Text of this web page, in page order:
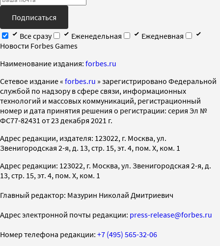
Подписаться
Все сразу
Еженедельная
Ежедневная
Новости Forbes Games
Наименование издания: forbes.ru
Cетевое издание « forbes.ru » зарегистрировано Федеральной
службой по надзору в сфере связи, информационных
технологий и массовых коммуникаций, регистрационный
номер и дата принятия решения о регистрации: серия Эл №
ФС77-82431 от 23 декабря 2021 г.
Адрес редакции, издателя: 123022, г. Москва, ул.
Звенигородская 2-я, д. 13, стр. 15, эт. 4, пом. X, ком. 1
Адрес редакции: 123022, г. Москва, ул. Звенигородская 2-я, д.
13, стр. 15, эт. 4, пом. X, ком. 1
Главный редактор: Мазурин Николай Дмитриевич
Адрес электронной почты редакции: press-release@forbes.ru
Номер телефона редакции: +7 (495) 565-32-06